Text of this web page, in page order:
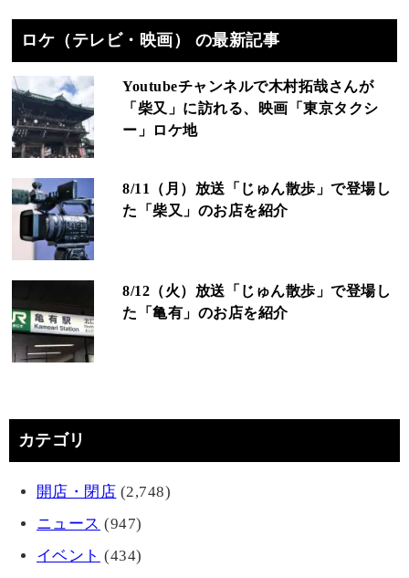
ロケ（テレビ・映画） の最新記事
Youtubeチャンネルで木村拓哉さんが
「柴又」に訪れる、映画「東京タクシ
ー」ロケ地
8/11（月）放送「じゅん散歩」で登場し
た「柴又」のお店を紹介
8/12（火）放送「じゅん散歩」で登場し
た「亀有」のお店を紹介
カテゴリ
開店・閉店 (2,748)
ニュース (947)
イベント (434)